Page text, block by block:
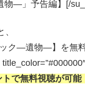
物―」予告編】[/
ク―遺物―】を無
で無料視聴が可能